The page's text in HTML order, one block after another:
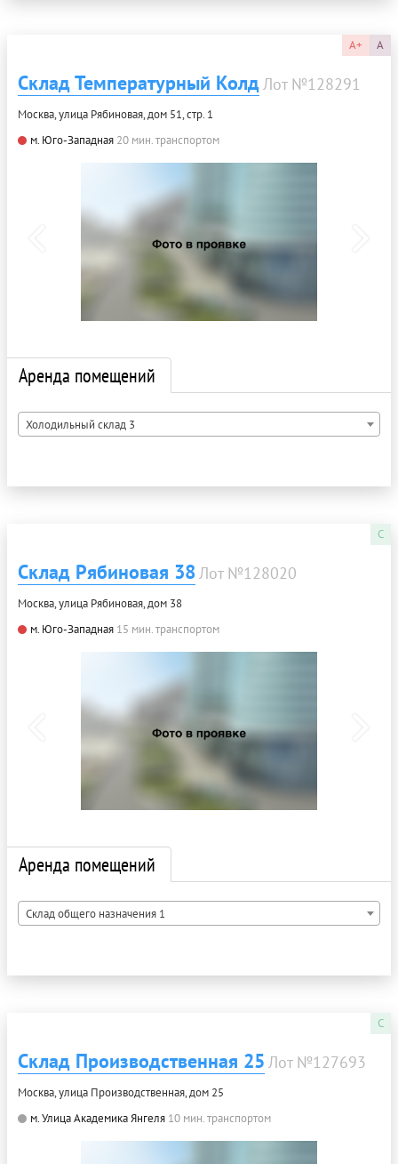
A+ A
Склад Температурный КолдЛот №128291
Москва, улица Рябиновая, дом 51, стр. 1
м. Юго-Западная 20 мин. транспортом
Аренда помещений
Холодильный склад 3
C
Склад Рябиновая 38Лот №128020
Москва, улица Рябиновая, дом 38
м. Юго-Западная 15 мин. транспортом
Аренда помещений
Склад общего назначения 1
C
Склад Производственная 25 Лот №127693
Москва, улица Производственная, дом 25
м. Улица Академика Янгеля 10 мин. транспортом